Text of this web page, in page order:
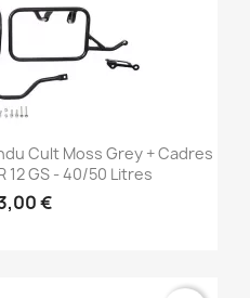
Cult Moss Grey + Cadres
12 GS - 40/50 Litres
€